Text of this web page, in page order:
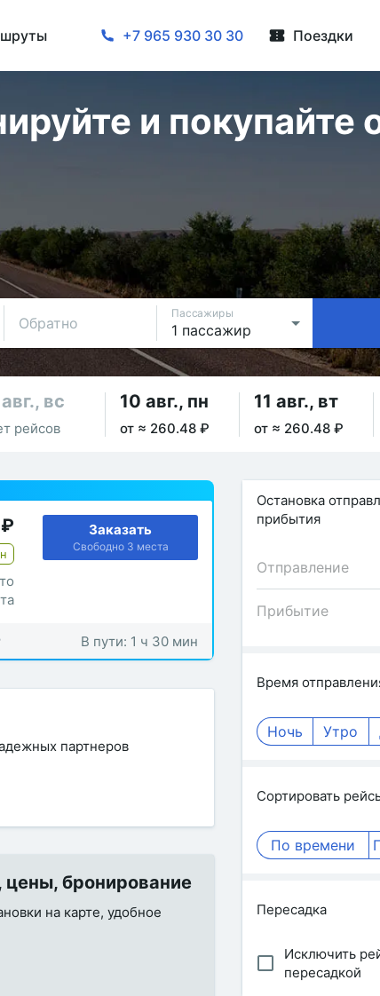
+7 965 930 30 30 Поездки
и покупайте
Обратно
Пассажиры
вс
рейсов
10 авг., пн
от ≈ 260.48 ₽
11 авг., вт
от ≈ 260.48 ₽
₽ Заказать
Свободно 3 места
В пути: 1 ч 30 мин
партнеров
бронирование
на карте, удобное
Остановка
прибытия
Время
Ночь Утро
Сортировать
По времени
Пересадка
Исключить
пересадкой